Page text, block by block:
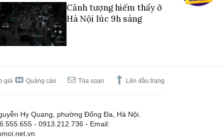
Cảnh tượng hiếm thấy ở
Hà Nội lúc 9h sáng
giá Quảng cáo Tòa soạn Lên đầu trang
Hy Quang, phường Đống Đa, Hà Nội.
- 0913.212.736 - Email: